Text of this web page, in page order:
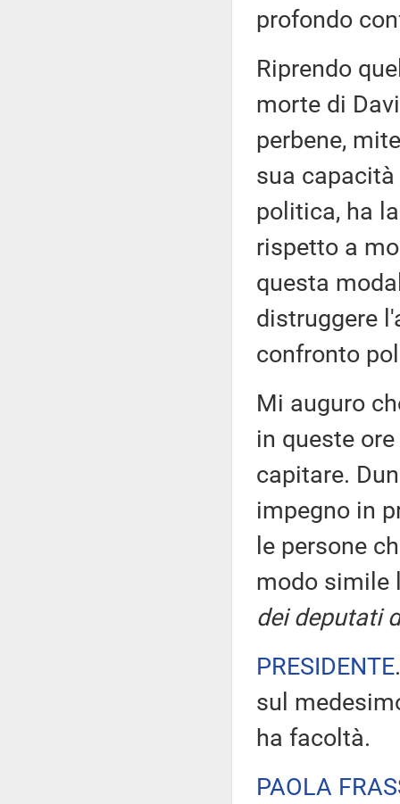
profondo
Riprendo
morte di
perbene,
sua capacità
politica, ha
rispetto a
questa
distruggere
confronto
Mi auguro
in queste
capitare.
impegno in
le persone
modo simile
dei deputati
PRESIDENTE
sul
ha facoltà.
PAOLA